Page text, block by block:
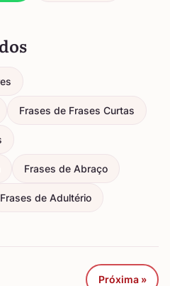
Frases de Frases Curtas
Frases de Abraço
Frases de Adultério
Próxima »